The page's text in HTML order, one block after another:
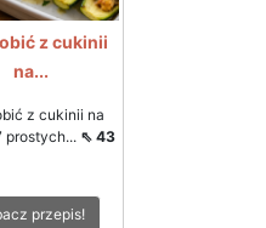
z cukinii
na...
z cukinii na
prostych... ⇖ 43
przepis!